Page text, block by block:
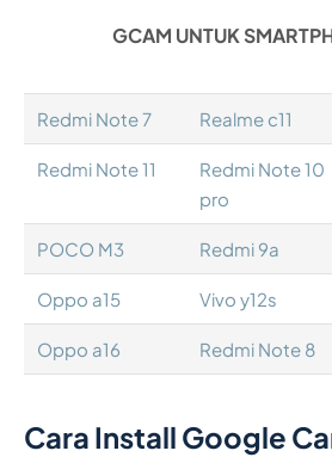
GCAM UNTUK
Redmi Note 7 Realme c11
Redmi Note 11
Redmi Note 10
pro
POCO M3 Redmi 9a
Oppo a15 Vivo y12s
Oppo a16 Redmi Note 8
Cara Install Google